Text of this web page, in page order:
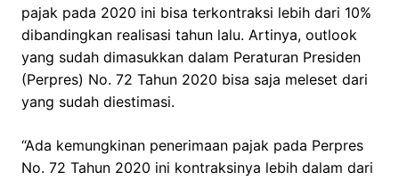
pajak pada 2020 ini bisa terkontraksi lebih dari 10%
dibandingkan realisasi tahun lalu. Artinya, outlook
yang sudah dimasukkan dalam Peraturan Presiden
(Perpres) No. 72 Tahun 2020 bisa saja meleset dari
yang sudah diestimasi.
“Ada kemungkinan penerimaan pajak pada Perpres
No. 72 Tahun 2020 ini kontraksinya lebih dalam dari